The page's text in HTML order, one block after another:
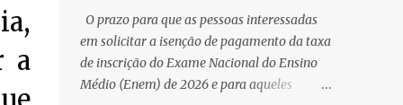
a
(efetivo), supervisor, Formado em Pedagogia
e Biomedicina pela UFPB. Leciona no Otto
Illi, Gilberto Inácio, Ellinora Dornellas
,Escola Américo Falcão. Gerson nos contou
O prazo para que as pessoas interessadas
em solicitar a isenção de pagamento da taxa
de inscrição do Exame Nacional do Ensino
Médio (Enem) de 2026 e para aqueles